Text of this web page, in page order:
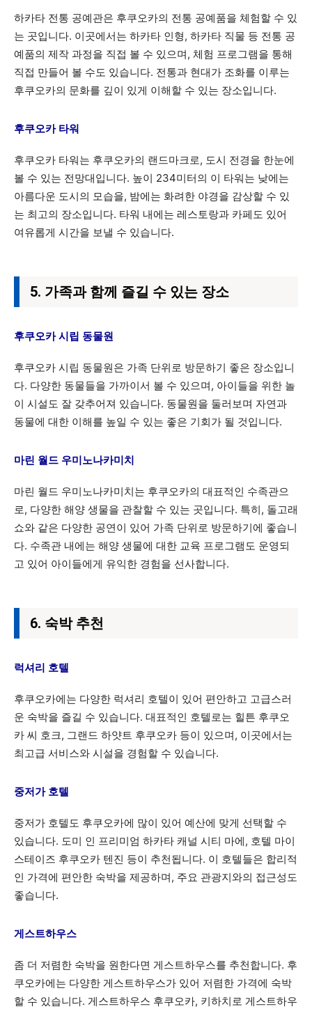
하카타 전통 공예관은 후쿠오카의 전통 공예품을 체험할 수 있
는 곳입니다. 이곳에서는 하카타 인형, 하카타 직물 등 전통 공
예품의 제작 과정을 직접 볼 수 있으며, 체험 프로그램을 통해
직접 만들어 볼 수도 있습니다. 전통과 현대가 조화를 이루는
후쿠오카의 문화를 깊이 있게 이해할 수 있는 장소입니다.
후쿠오카 타워
후쿠오카 타워는 후쿠오카의 랜드마크로, 도시 전경을 한눈에
볼 수 있는 전망대입니다. 높이 234미터의 이 타워는 낮에는
아름다운 도시의 모습을, 밤에는 화려한 야경을 감상할 수 있
는 최고의 장소입니다. 타워 내에는 레스토랑과 카페도 있어
여유롭게 시간을 보낼 수 있습니다.
5. 가족과 함께 즐길 수 있는 장소
후쿠오카 시립 동물원
후쿠오카 시립 동물원은 가족 단위로 방문하기 좋은 장소입니
다. 다양한 동물들을 가까이서 볼 수 있으며, 아이들을 위한 놀
이 시설도 잘 갖추어져 있습니다. 동물원을 둘러보며 자연과
동물에 대한 이해를 높일 수 있는 좋은 기회가 될 것입니다.
마린 월드 우미노나카미치
마린 월드 우미노나카미치는 후쿠오카의 대표적인 수족관으
로, 다양한 해양 생물을 관찰할 수 있는 곳입니다. 특히, 돌고래
쇼와 같은 다양한 공연이 있어 가족 단위로 방문하기에 좋습니
다. 수족관 내에는 해양 생물에 대한 교육 프로그램도 운영되
고 있어 아이들에게 유익한 경험을 선사합니다.
6. 숙박 추천
럭셔리 호텔
후쿠오카에는 다양한 럭셔리 호텔이 있어 편안하고 고급스러
운 숙박을 즐길 수 있습니다. 대표적인 호텔로는 힐튼 후쿠오
카 씨 호크, 그랜드 하얏트 후쿠오카 등이 있으며, 이곳에서는
최고급 서비스와 시설을 경험할 수 있습니다.
중저가 호텔
중저가 호텔도 후쿠오카에 많이 있어 예산에 맞게 선택할 수
있습니다. 도미 인 프리미엄 하카타 캐널 시티 마에, 호텔 마이
스테이즈 후쿠오카 텐진 등이 추천됩니다. 이 호텔들은 합리적
인 가격에 편안한 숙박을 제공하며, 주요 관광지와의 접근성도
좋습니다.
게스트하우스
좀 더 저렴한 숙박을 원한다면 게스트하우스를 추천합니다. 후
쿠오카에는 다양한 게스트하우스가 있어 저렴한 가격에 숙박
할 수 있습니다. 게스트하우스 후쿠오카, 키하치로 게스트하우